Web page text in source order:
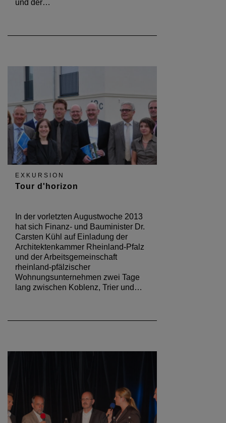
und der…
EXKURSION
Tour d'horizon
In der vorletzten Augustwoche 2013
hat sich Finanz- und Bauminister Dr.
Carsten Kühl auf Einladung der
Architektenkammer Rheinland-Pfalz
und der Arbeitsgemeinschaft
rheinland-pfälzischer
Wohnungsunternehmen zwei Tage
lang zwischen Koblenz, Trier und…